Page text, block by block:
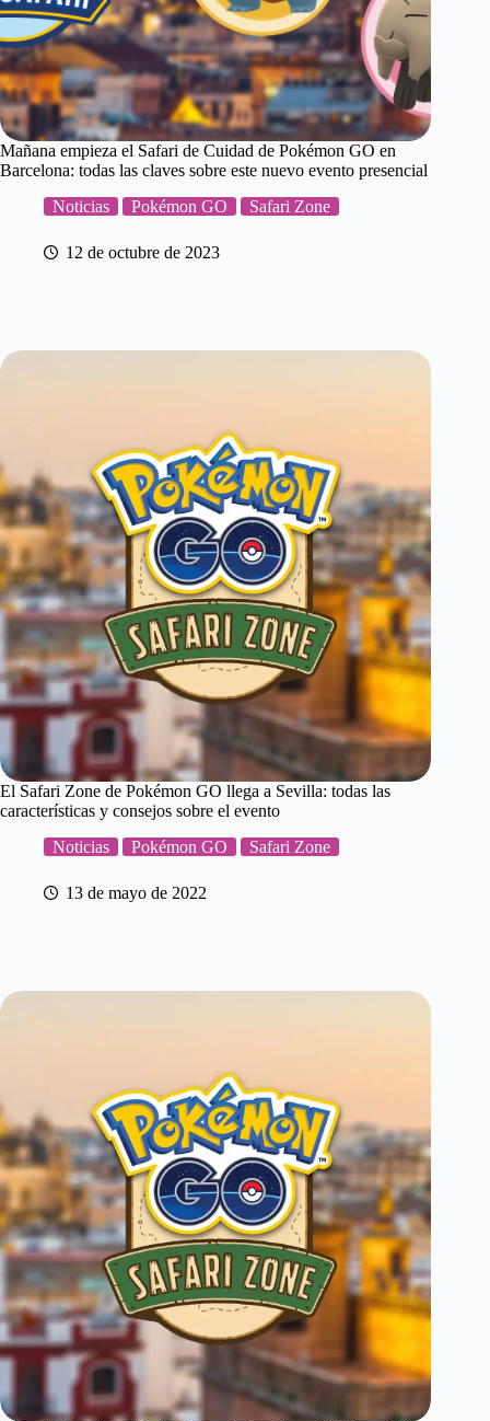
Mañana empieza el Safari de Cuidad de Pokémon GO en
Barcelona: todas las claves sobre este nuevo evento presencial
Noticias
Pokémon GO Safari Zone
12 de octubre de 2023
El Safari Zone de Pokémon GO llega a Sevilla: todas las
características y consejos sobre el evento
Noticias
Pokémon GO Safari Zone
13 de mayo de 2022